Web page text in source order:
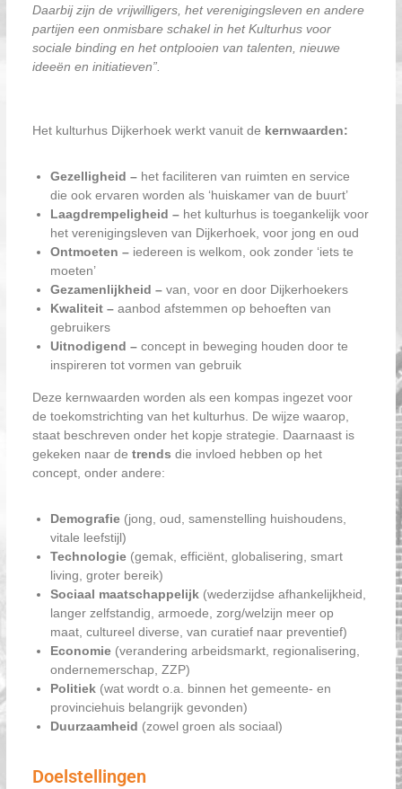
Daarbij zijn de vrijwilligers, het verenigingsleven en andere
partijen een onmisbare schakel in het Kulturhus voor
sociale binding en het ontplooien van talenten, nieuwe
ideeën en initiatieven”.
Het kulturhus Dijkerhoek werkt vanuit de kernwaarden:
Gezelligheid – het faciliteren van ruimten en service
die ook ervaren worden als ‘huiskamer van de buurt’
Laagdrempeligheid – het kulturhus is toegankelijk voor
het verenigingsleven van Dijkerhoek, voor jong en oud
Ontmoeten – iedereen is welkom, ook zonder ‘iets te
moeten’
Gezamenlijkheid –van, voor en door Dijkerhoekers
Kwaliteit –aanbod afstemmen op behoeften van
gebruikers
Uitnodigend –concept in beweging houden door te
inspireren tot vormen van gebruik
Deze kernwaarden worden als een kompas ingezet voor
de toekomstrichting van het kulturhus. De wijze waarop,
staat beschreven onder het kopje strategie. Daarnaast is
gekeken naar detrends die invloed hebben op het
concept, onder andere:
Demografie (jong, oud, samenstelling huishoudens,
vitale leefstijl)
Technologie (gemak, efficiënt, globalisering, smart
living, groter bereik)
Sociaal maatschappelijk (wederzijdse afhankelijkheid,
langer zelfstandig, armoede, zorg/welzijn meer op
maat, cultureel diverse, van curatief naar preventief)
Economie (verandering arbeidsmarkt, regionalisering,
ondernemerschap, ZZP)
Politiek (wat wordt o.a. binnen het gemeente- en
provinciehuis belangrijk gevonden)
Duurzaamheid (zowel groen als sociaal)
Doelstellingen